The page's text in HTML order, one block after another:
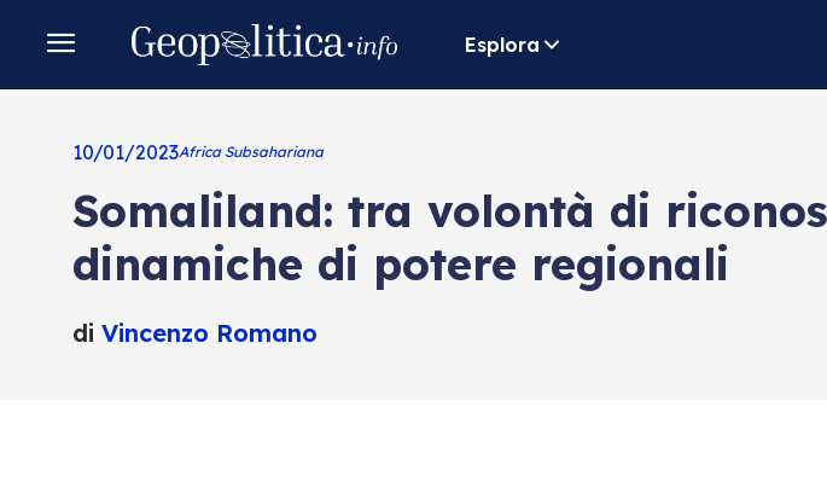
Esplora
10/01/2023Africa Subsahariana
Somaliland: tra volontà di
dinamiche di potere regionali
di Vincenzo Romano